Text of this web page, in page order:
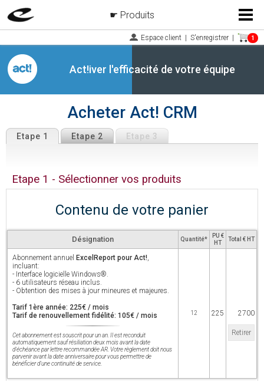
Menu
Espace client S'enregistrer 1
Act!iver l'efficacité de votre équipe
Acheter Act! CRM
Produits
Etape 1 Etape 2 Etape 3
Etape 1 - Sélectionner vos produits
Contenu de votre panier
Désignation Quantité*
PU €
HT
Total € HT
Abonnement annuel ExcelReport pour Act!,
incluant:
- Interface logicielle Windows®.
- 6 utilisateurs réseau inclus.
- Obtention des mises à jour mineures et majeures.
Tarif 1ère année: 225€ / mois
Tarif de renouvellement fidélité: 105€ / mois
Cet abonnement est souscrit pour un an. Il est reconduit
automatiquement sauf résiliation deux mois avant la date
d'échéance par lettre recommandée AR. Votre règlement doit nous
parvenir avant la date anniversaire pour vous permettre de
bénéficier d'une continuité de service.
12 225 2700
Retirer